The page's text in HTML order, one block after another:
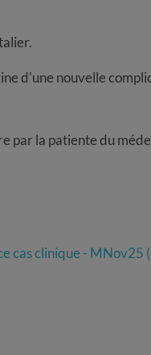
d'une nouvelle
par la patiente du
cas clinique - MNov25